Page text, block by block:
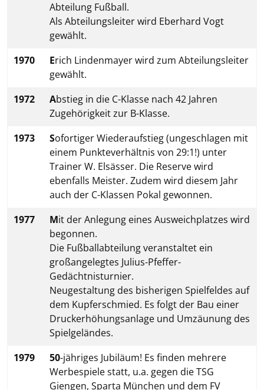
Abteilung Fußball.
Als Abteilungsleiter wird Eberhard Vogt
gewählt.
1970
Erich Lindenmayer wird zum Abteilungsleiter
gewählt.
1972
Abstieg in die C-Klasse nach 42 Jahren
Zugehörigkeit zur B-Klasse.
1973
Sofortiger Wiederaufstieg (ungeschlagen mit
einem Punkteverhältnis von 29:1!) unter
Trainer W. Elsässer. Die Reserve wird
ebenfalls Meister. Zudem wird diesem Jahr
auch der C-Klassen Pokal gewonnen.
1977
Mit der Anlegung eines Ausweichplatzes wird
begonnen.
Die Fußballabteilung veranstaltet ein
großangelegtes Julius-Pfeffer-
Gedächtnisturnier.
Neugestaltung des bisherigen Spielfeldes auf
dem Kupferschmied. Es folgt der Bau einer
Druckerhöhungsanlage und Umzäunung des
Spielgeländes.
1979
50-jähriges Jubiläum! Es finden mehrere
Werbespiele statt, u.a. gegen die TSG
Giengen, Sparta München und dem FV